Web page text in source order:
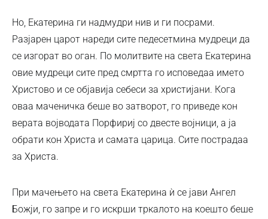
Но, Екатерина ги надмудри нив и ги посрами.
Разјарен царот нареди сите педесетмина мудреци да
се изгорат во оган. По молитвите на света Екатерина
овие мудреци сите пред смртта го исповедаа името
Христово и се објавија себеси за христијани. Кога
оваа маченичка беше во затворот, го приведе кон
верата војводата Порфириј со двесте војници, а ја
обрати кон Христа и самата царица. Сите пострадаа
за Христа.
При мачењето на света Екатерина ѝ се јави Ангел
Божји, го запре и го искрши тркалото на коешто беше